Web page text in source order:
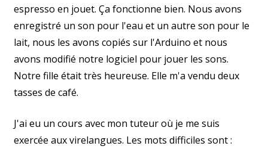
espresso en jouet. Ça fonctionne bien. Nous avons
enregistré un son pour l'eau et un autre son pour le
lait, nous les avons copiés sur l'Arduino et nous
avons modifié notre logiciel pour jouer les sons.
Notre fille était très heureuse. Elle m'a vendu deux
tasses de café.
J'ai eu un cours avec mon tuteur où je me suis
exercée aux virelangues. Les mots difficiles sont :